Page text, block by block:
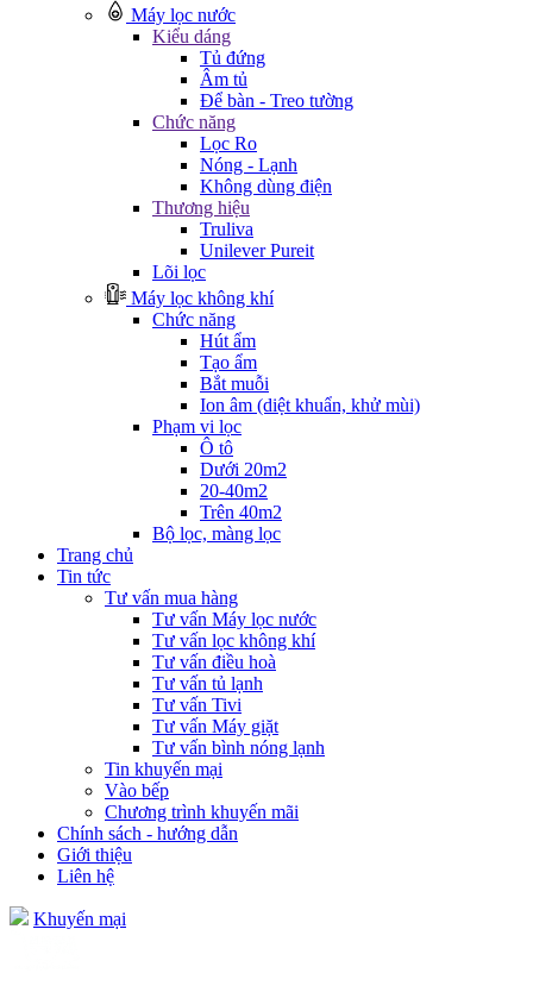
Máy lọc nước
Kiểu dáng
Tủ đứng
Âm tủ
Để bàn - Treo tường
Chức năng
Lọc Ro
Nóng - Lạnh
Không dùng điện
Thương hiệu
Truliva
Unilever Pureit
Lõi lọc
Máy lọc không khí
Chức năng
Hút ẩm
Tạo ẩm
Bắt muỗi
Ion âm (diệt khuẩn, khử mùi)
Phạm vi lọc
Ô tô
Dưới 20m2
20-40m2
Trên 40m2
Bộ lọc, màng lọc
Trang chủ
Tin tức
Tư vấn mua hàng
Tư vấn Máy lọc nước
Tư vấn lọc không khí
Tư vấn điều hoà
Tư vấn tủ lạnh
Tư vấn Tivi
Tư vấn Máy giặt
Tư vấn bình nóng lạnh
Tin khuyến mại
Vào bếp
Chương trình khuyến mãi
Chính sách - hướng dẫn
Giới thiệu
Liên hệ
Khuyến mại